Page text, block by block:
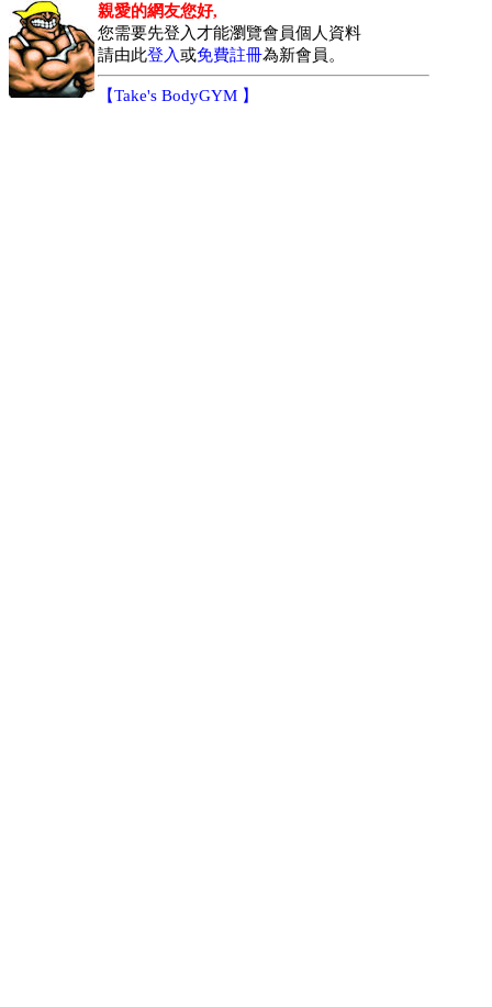
親愛的網友您好,
您需要先登入才能瀏覽會員個人資料
請由此登入或免費註冊為新會員。
【Take's BodyGYM 】